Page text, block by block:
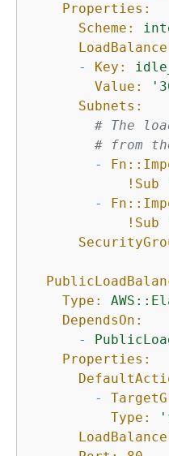
Properties:
Scheme:
-
Key:
Value:
Subnets:
# The
# from
-
!Sub
-
!Sub
Type:
DependsOn:
-
Properties:
-
Type: